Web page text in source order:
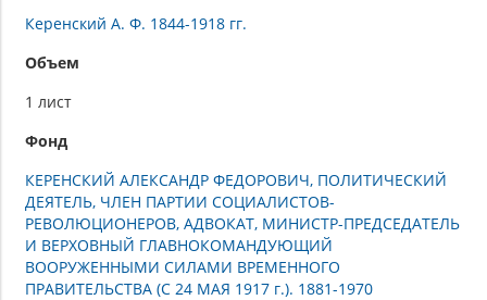
Керенский А. Ф. 1844-1918 гг.
Объем
1 лист
Фонд
КЕРЕНСКИЙ АЛЕКСАНДР ФЕДОРОВИЧ, ПОЛИТИЧЕСКИЙ
ДЕЯТЕЛЬ, ЧЛЕН ПАРТИИ СОЦИАЛИСТОВ-
РЕВОЛЮЦИОНЕРОВ, АДВОКАТ, МИНИСТР-ПРЕДСЕДАТЕЛЬ
И ВЕРХОВНЫЙ ГЛАВНОКОМАНДУЮЩИЙ
ВООРУЖЕННЫМИ СИЛАМИ ВРЕМЕННОГО
ПРАВИТЕЛЬСТВА (С 24 МАЯ 1917 г.). 1881-1970